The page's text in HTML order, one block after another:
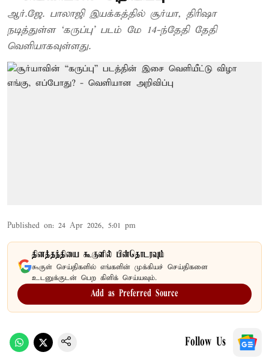
ஆர்.ஜே. பாலாஜி இயக்கத்தில் சூர்யா, திரிஷா
நடித்துள்ள ‘கருப்பு’ படம் மே 14-ந்தேதி தேதி
வெளியாகவுள்ளது.
Published on: 24 Apr 2026, 5:01 pm
தினத்தந்தியை கூகுளில் பின்தொடரவும்
கூகுள் செய்திகளில் எங்களின் முக்கியச் செய்திகளை
உடனுக்குடன் பெற கிளிக் செய்யவும்.
Add as Preferred Source
Follow Us